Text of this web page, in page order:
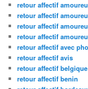
retour affectif
retour affectif
retour affectif
retour affectif
retour affectif avec
retour affectif avis
retour affectif belgique
retour affectif benin